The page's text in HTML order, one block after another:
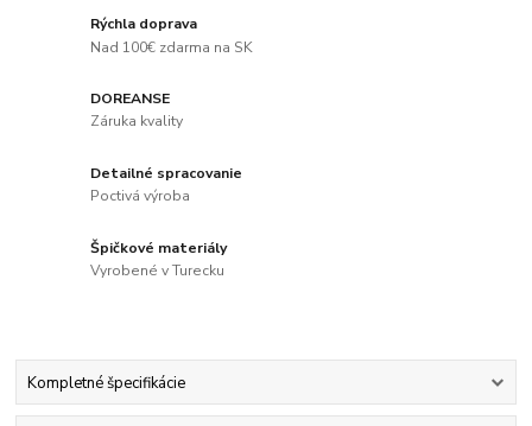
Rýchla doprava
Nad 100€ zdarma na SK
DOREANSE
Záruka kvality
Detailné spracovanie
Poctivá výroba
Špičkové materiály
Vyrobené v Turecku
Kompletné špecifikácie